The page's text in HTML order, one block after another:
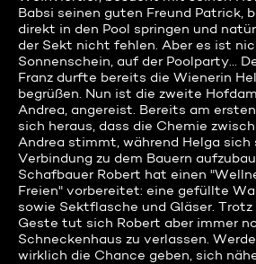
Babsi seinen guten Freund Patrick,
direkt in den Pool springen und
der Sekt nicht fehlen. Aber es ist
Sonnenschein, auf der Poolparty...
Franz durfte bereits die Wienerin
begrüßen. Nun ist die zweite
Andrea, angereist. Bereits am
sich heraus, dass die Chemie
Andrea stimmt, während Helga
Verbindung zu dem Bauern
Schafbauer Robert hat einen
Freien" vorbereitet: eine gefüllte
sowie Sektflasche und Gläser.
Geste tut sich Robert aber immer
Schneckenhaus zu verlassen.
wirklich die Chance geben, sich